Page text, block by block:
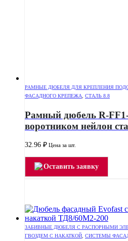
РАМНЫЕ ДЮБЕЛЯ ДЛЯ КРЕПЛЕНИЯ
ФАСАДНОГО КРЕПЕЖА, СТАЛЬ 8.8
Рамный дюбель R-
воротником нейлон
32.96 ₽ Цена за шт.
Оставить заявку
ЗАБИВНЫЕ ДЮБЕЛЯ С РАСПОРНЫМИ
ГВОЗДЕМ С НАКАТКОЙ СИСТЕМЫ